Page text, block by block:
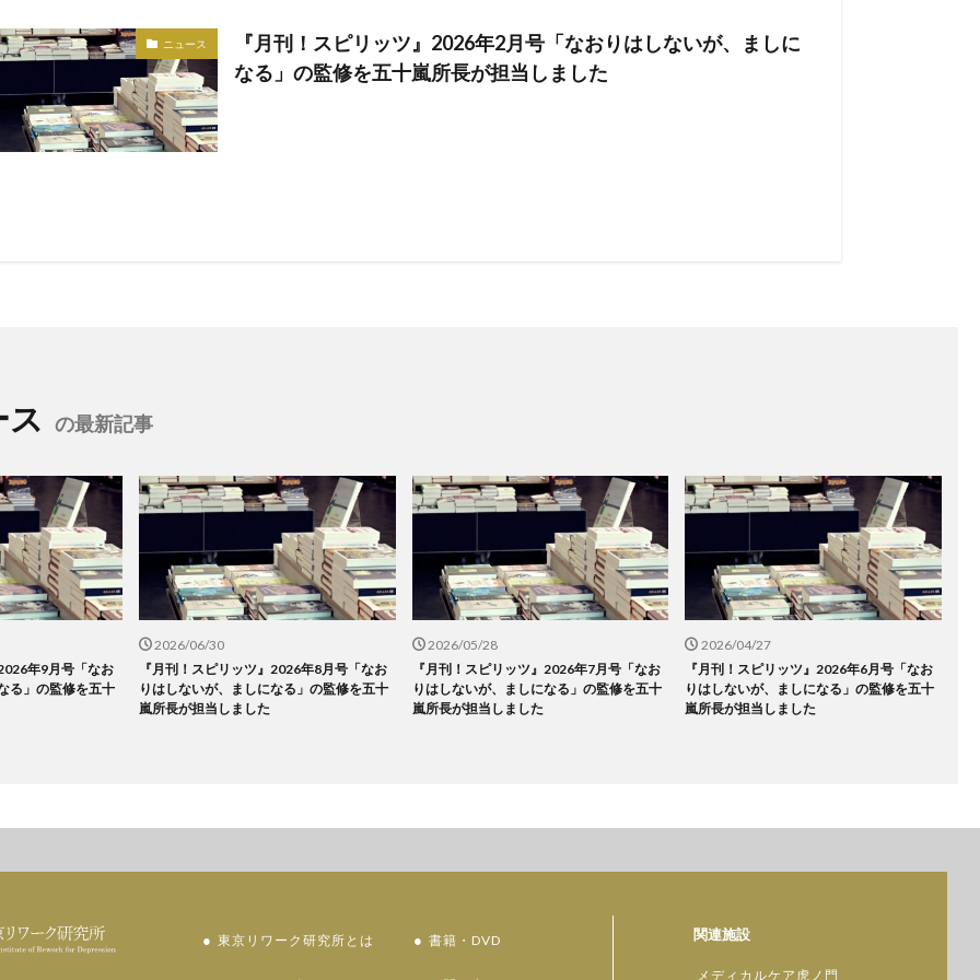
ニュース
『月刊！スピリッツ』2026年2月号「なおりはしないが、ましに
なる」の監修を五十嵐所長が担当しました
の最新記事
年9月号「なお
る」の監修を五十
2026/06/30
『月刊！スピリッツ』2026年8月号「なお
りはしないが、ましになる」の監修を五十
嵐所長が担当しました
2026/05/28
『月刊！スピリッツ』2026年7月号「なお
りはしないが、ましになる」の監修を五十
嵐所長が担当しました
2026/04/27
『月刊！スピリッツ』2026年6月号「なお
りはしないが、ましになる」の監修を五十
嵐所長が担当しました
東京リワーク研究所とは 書籍・DVD 関連施設
メディカルケア虎ノ門